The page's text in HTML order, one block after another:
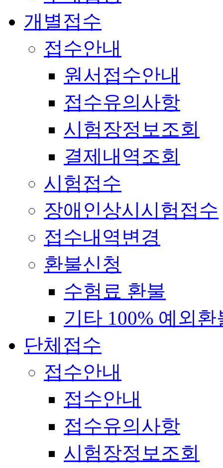
개별접수
접수안내
원서접수안내
접수유의사항
시험장정보조회
결제내역조회
시험접수
장애인상시시험접수
접수내역변경
환불신청
수험료 환불
기타 100% 예외환
단체접수
접수안내
접수안내
접수유의사항
시험장정보조회